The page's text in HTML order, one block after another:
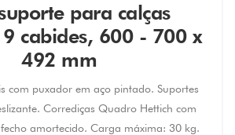
para calças
cabides, 600 - 700 x
492 mm
com puxador em aço pintado. Suportes
Corrediças Quadro Hettich com
amortecido. Carga máxima: 30 kg.